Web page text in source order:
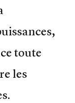
toute
les